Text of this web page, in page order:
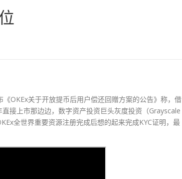
《OKEx关于开放提币后用户偿还回赠方案的公告》称，借
接上市那边边，数字资产投资巨头灰度投资（Grayscale
全世界重要资源注册完成后想的起来完成KYC证明，最